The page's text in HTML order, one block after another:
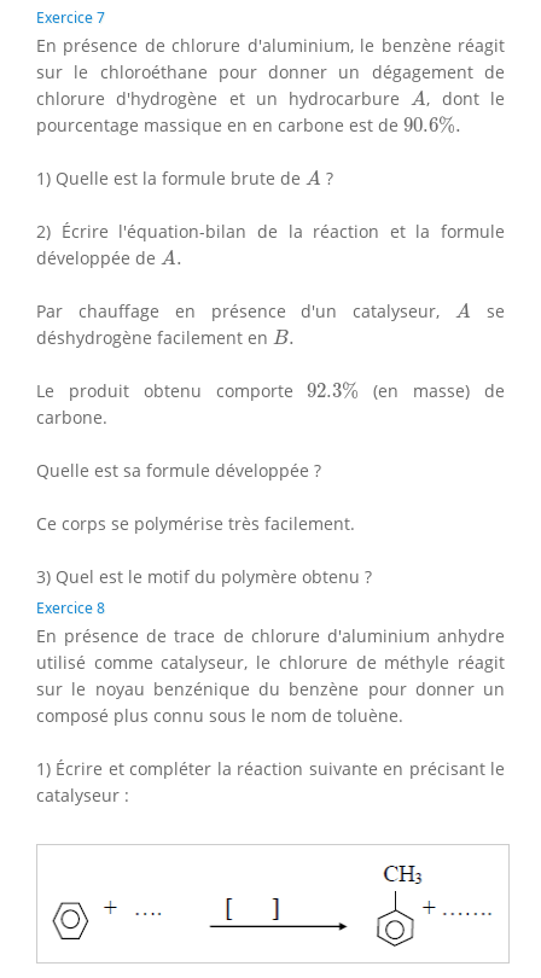
Exercice 7
En présence de chlorure d'aluminium, le benzène réagit
sur le chloroéthane pour donner un dégagement de
chlorure d'hydrogène et un hydrocarbureA
A, dont le
pourcentage massique en en carbone est de 90.6%.
90.6%
1) Quelle est la formule brute de A
A ?
2) Écrire l'équation-bilan de la réaction et la formule
développée de A.
A
Par chauffage en présence d'un catalyseur,A
A
se
déshydrogène facilement en B.
B.
Le produit obtenu comporte92.3%
92.3%
(en masse) de
carbone.
Quelle est sa formule développée ?
Ce corps se polymérise très facilement.
3) Quel est le motif du polymère obtenu ?
Exercice 8
En présence de trace de chlorure d'aluminium anhydre
utilisé comme catalyseur, le chlorure de méthyle réagit
sur le noyau benzénique du benzène pour donner un
composé plus connu sous le nom de toluène.
1) Écrire et compléter la réaction suivante en précisant le
catalyseur :